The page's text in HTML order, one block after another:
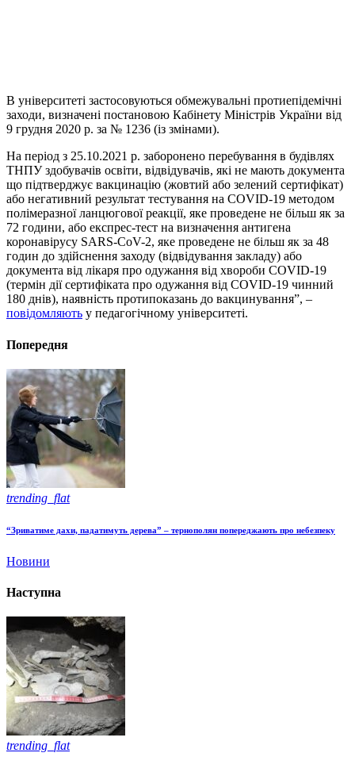
В університеті застосовуються обмежувальні протиепідемічні
заходи, визначені постановою Кабінету Міністрів України від
9 грудня 2020 р. за № 1236 (із змінами).
На період з 25.10.2021 р. заборонено перебування в будівлях
ТНПУ здобувачів освіти, відвідувачів, які не мають документа
що підтверджує вакцинацію (жовтий або зелений сертифікат)
або негативний результат тестування на COVID-19 методом
полімеразної ланцюгової реакції, яке проведене не більш як за
72 години, або експрес-тест на визначення антигена
коронавірусу SARS-CoV-2, яке проведене не більш як за 48
годин до здійснення заходу (відвідування закладу) або
документа від лікаря про одужання від хвороби COVID-19
(термін дії сертифіката про одужання від COVID-19 чинний
180 днів), наявність протипоказань до вакцинування”, –
повідомляють у педагогічному університеті.
Попередня
trending_flat
“Зриватиме дахи, падатимуть дерева” – тернополян попереджають про небезпеку
Новини
Наступна
trending_flat